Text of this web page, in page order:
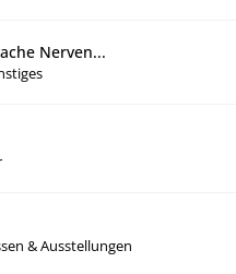
Nerven...
& Ausstellungen